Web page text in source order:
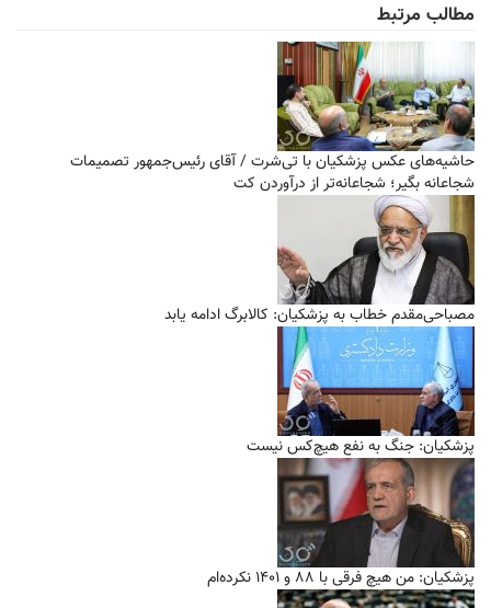
مطالب مرتبط
حاشیه‌های عکس پزشکیان با تی‌شرت / آقای رئیس‌جمهور تصمیمات
شجاعانه بگیر؛ شجاعانه‌تر از درآوردن کت
مصباحی‌مقدم خطاب به پزشکیان: کالابرگ ادامه یابد
پزشکیان: جنگ به نفع هیچ‌کس نیست
پزشکیان: من هیچ فرقی با ۸۸ و ۱۴۰۱ نکرده‌ام